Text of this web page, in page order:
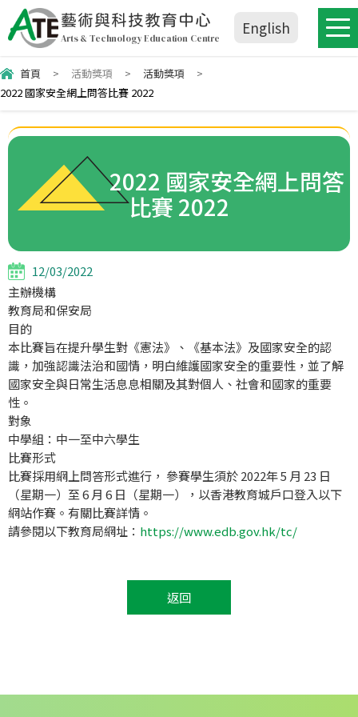
藝術與科技教育中心
Arts & Technology Education Centre
English
首頁 > 活動獎項 > 活動獎項
>
2022 國家安全網上問答比賽 2022
2022 國家安全網上問答
比賽 2022
12/03/2022
主辦機構
教育局和保安局
目的
本比賽旨在提升學生對《憲法》、《基本法》及國家安全的認
識，加強認識法治和國情，明白維護國家安全的重要性，並了解
國家安全與日常生活息息相關及其對個人、社會和國家的重要
性。
對象
中學組：中一至中六學生
比賽形式
比賽採用網上問答形式進行， 參賽學生須於 2022年 5 月 23 日
（星期一）至 6 月 6 日（星期一），以香港教育城戶口登入以下
網站作賽。有關比賽詳情。
請參閱以下教育局網址： https://www.edb.gov.hk/tc/
返回